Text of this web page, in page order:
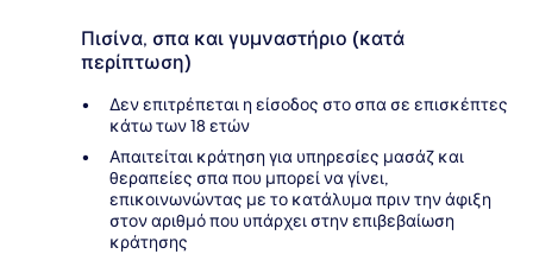
Πισίνα, σπα και γυμναστήριο (κατά
περίπτωση)
Δεν επιτρέπεται η είσοδος στο σπα σε επισκέπτες
κάτω των 18 ετών
Απαιτείται κράτηση για υπηρεσίες μασάζ και
θεραπείες σπα που μπορεί να γίνει,
επικοινωνώντας με το κατάλυμα πριν την άφιξη
στον αριθμό που υπάρχει στην επιβεβαίωση
κράτησης